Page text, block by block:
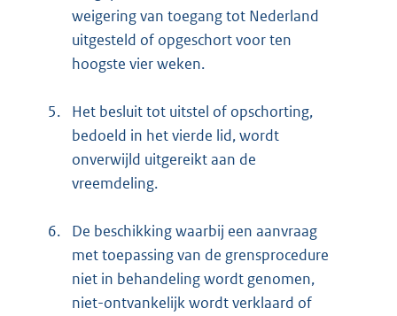
weigering van toegang tot Nederland
uitgesteld of opgeschort voor ten
hoogste vier weken.
5.
Het besluit tot uitstel of opschorting,
bedoeld in het vierde lid, wordt
onverwijld uitgereikt aan de
vreemdeling.
6.
De beschikking waarbij een aanvraag
met toepassing van de grensprocedure
niet in behandeling wordt genomen,
niet-ontvankelijk wordt verklaard of